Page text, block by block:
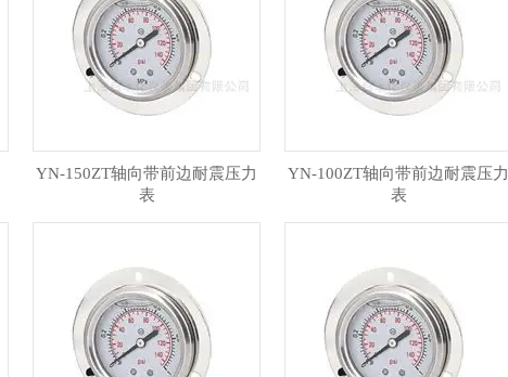
YN-150ZT轴向带前边耐震压力
表
YN-100ZT轴向带前边耐震压力
表